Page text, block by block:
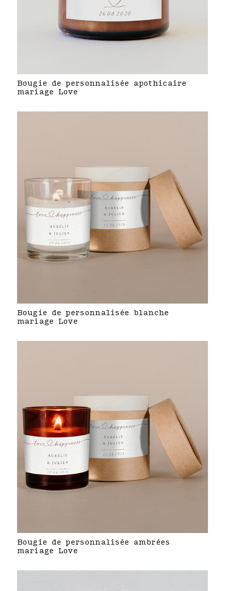
Bougie de personnalisée apothicaire
mariage Love
Bougie de personnalisée blanche
mariage Love
Bougie de personnalisée ambrées
mariage Love